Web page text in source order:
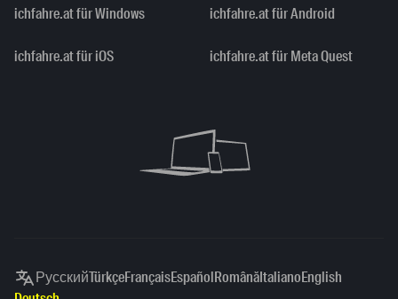
ichfahre.at für Windows ichfahre.at für Android
ichfahre.at für iOS ichfahre.at für Meta Quest
РусскийTürkçeFrançaisEspañolRomânăItalianoEnglish